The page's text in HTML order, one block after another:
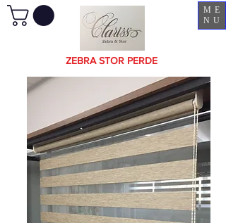
ME
NU
ZEBRA STOR PERDE